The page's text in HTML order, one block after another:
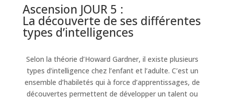
Ascension JOUR 5 :
La découverte de ses différentes
types d’intelligences
Selon la théorie d’Howard Gardner, il existe plusieurs
types d’intelligence chez l’enfant et l’adulte. C’est un
ensemble d’habiletés qui à force d’apprentissages, de
découvertes permettent de développer un talent ou